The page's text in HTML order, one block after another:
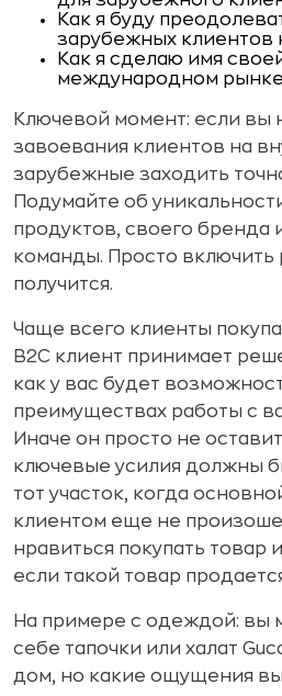
Как я буду
зарубежных клиентов
Как я сделаю имя
международном
Ключевой момент: если вы
завоевания клиентов на
зарубежные заходить
Подумайте об
продуктов, своего бренда
команды. Просто включить
получится.
Чаще всего клиенты
B2C клиент принимает
как у вас будет
преимуществах работы с
Иначе он просто не
ключевые усилия должны
тот участок, когда
клиентом еще не
нравиться покупать товар
если такой товар
На примере с одеждой: вы
себе тапочки или халат
дом, но какие ощущения вы